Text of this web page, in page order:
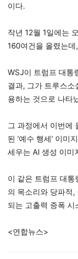
이다.
작년 12월 1일에는
160여건을 올렸는
WSJ이 트럼프 대통
결과, 그가 트루스
용하는 것으로 나타
그 과정에서 이번에
된 ‘예수 행세’ 이미
세우는 AI 생성 이미
이 같은 트럼프 대통
의 목소리와 당파적
되는 고출력 증폭 시
<연합뉴스>